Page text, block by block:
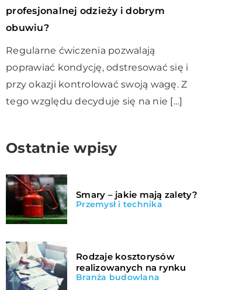
profesjonalnej odzieży i dobrym
obuwiu?
Regularne ćwiczenia pozwalają
poprawiać kondycję, odstresować się i
przy okazji kontrolować swoją wagę. Z
tego względu decyduje się na nie […]
Ostatnie wpisy
Smary – jakie mają zalety?
Przemysł i technika
Rodzaje kosztorysów
realizowanych na rynku
Branża budowlana